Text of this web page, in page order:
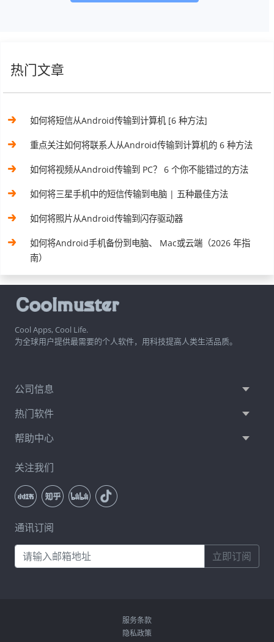
热门文章
如何将短信从Android传输到计算机 [6 种方法]
重点关注如何将联系人从Android传输到计算机的 6 种方法
如何将视频从Android传输到 PC？ 6 个你不能错过的方法
如何将三星手机中的短信传输到电脑 | 五种最佳方法
如何将照片从Android传输到闪存驱动器
如何将Android手机备份到电脑、 Mac或云端（2026 年指
南）
Cool Apps, Cool Life.
为全球用户提供最需要的个人软件，用科技提高人类生活品质。
公司信息
热门软件
帮助中心
关注我们
通讯订阅
立即订阅
服务条款
隐私政策